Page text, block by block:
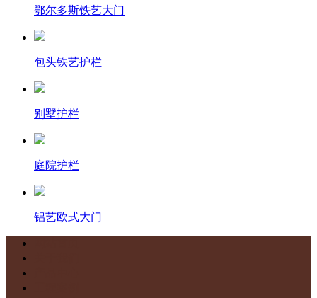
鄂尔多斯铁艺大门
包头铁艺护栏
别墅护栏
庭院护栏
铝艺欧式大门